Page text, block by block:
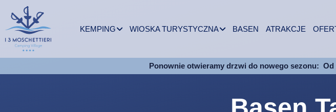
KEMPING WIOSKA TURYSTYCZNA BASEN ATRAKCJE
Ponownie otwieramy drzwi do nowego sezonu: Od